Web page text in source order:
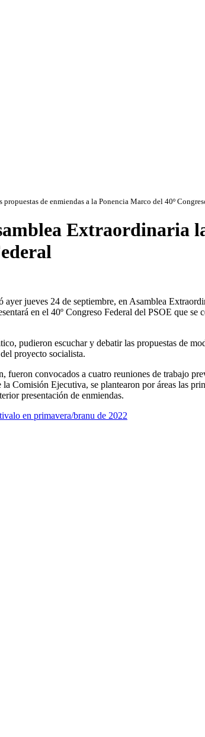
de enmiendas a la Ponencia Marco del 40º
Extraordinaria
jueves 24 de septiembre, en Asamblea
en el 40º Congreso Federal del PSOE que se
pudieron escuchar y debatir las propuestas de
proyecto socialista.
fueron convocados a cuatro reuniones de trabajo
Comisión Ejecutiva, se plantearon por áreas las
presentación de enmiendas.
en primavera/branu de 2022